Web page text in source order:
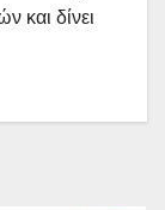
και δίνει